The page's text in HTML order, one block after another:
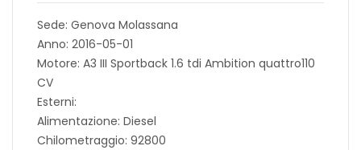
Sede: Genova Molassana
Anno: 2016-05-01
Motore: A3 III Sportback 1.6 tdi Ambition quattro110
CV
Esterni:
Alimentazione: Diesel
Chilometraggio: 92800